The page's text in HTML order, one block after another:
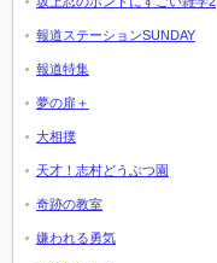
報道ステーションSUNDAY
報道特集
夢の扉＋
大相撲
天才！志村どうぶつ園
奇跡の教室
嫌われる勇気